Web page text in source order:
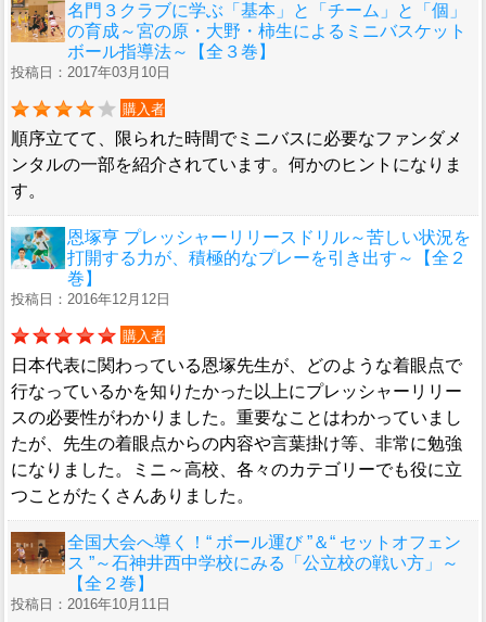
名門３クラブに学ぶ「基本」と「チーム」と「個」
の育成～宮の原・大野・柿生によるミニバスケット
ボール指導法～【全３巻】
投稿日：2017年03月10日
購入者
順序立てて、限られた時間でミニバスに必要なファンダメ
ンタルの一部を紹介されています。何かのヒントになりま
す。
恩塚亨 プレッシャーリリースドリル～苦しい状況を
打開する力が、積極的なプレーを引き出す～【全２
巻】
投稿日：2016年12月12日
購入者
日本代表に関わっている恩塚先生が、どのような着眼点で
行なっているかを知りたかった以上にプレッシャーリリー
スの必要性がわかりました。重要なことはわかっていまし
たが、先生の着眼点からの内容や言葉掛け等、非常に勉強
になりました。ミニ～高校、各々のカテゴリーでも役に立
つことがたくさんありました。
全国大会へ導く！“ ボール運び ”＆“ セットオフェン
ス ”～石神井西中学校にみる「公立校の戦い方」～
【全２巻】
投稿日：2016年10月11日